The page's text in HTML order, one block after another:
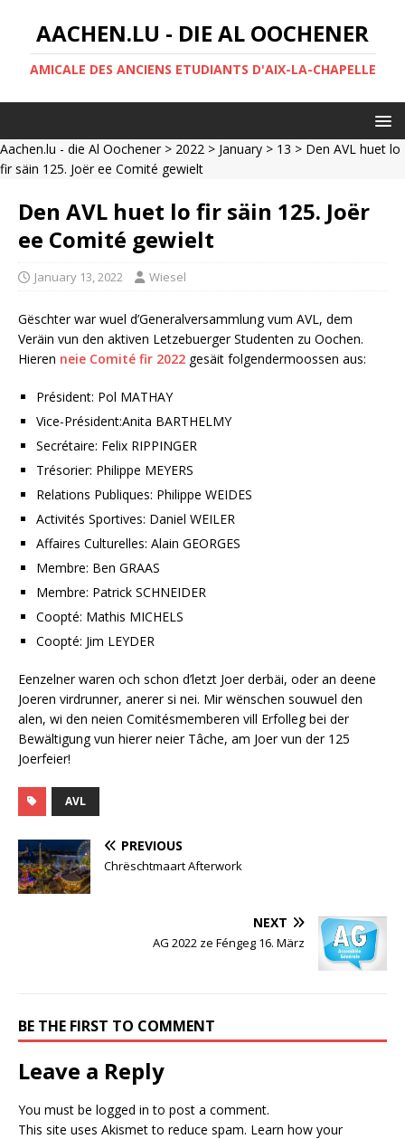
AACHEN.LU - DIE AL OOCHENER
AMICALE DES ANCIENS ETUDIANTS D'AIX-LA-CHAPELLE
Aachen.lu - die Al Oochener> 2022 > January > 13 > Den AVL huet lo
fir säin 125. Joër ee Comité gewielt
Den AVL huet lo fir säin 125. Joër
ee Comité gewielt
January 13, 2022 Wiesel
Gëschter war wuel d’Generalversammlung vum AVL, dem
Veräin vun den aktiven Letzebuerger Studenten zu Oochen.
Hieren neie Comité fir 2022 gesäit folgendermoossen aus:
Président: Pol MATHAY
Vice-Président:Anita BARTHELMY
Secrétaire: Felix RIPPINGER
Trésorier: Philippe MEYERS
Relations Publiques: Philippe WEIDES
Activités Sportives: Daniel WEILER
Affaires Culturelles: Alain GEORGES
Membre: Ben GRAAS
Membre: Patrick SCHNEIDER
Coopté: Mathis MICHELS
Coopté: Jim LEYDER
Eenzelner waren och schon d’letzt Joer derbäi, oder an deene
Joeren virdrunner, anerer si nei. Mir wënschen souwuel den
alen, wi den neien Comitésmemberen vill Erfolleg bei der
Bewältigung vun hierer neier Tâche, am Joer vun der 125
Joerfeier!
AVL
PREVIOUS
Chrëschtmaart Afterwork
NEXT
AG 2022 ze Féngeg 16. März
BE THE FIRST TO COMMENT
Leave a Reply
You must be logged in to post a comment.
This site uses Akismet to reduce spam. Learn how your